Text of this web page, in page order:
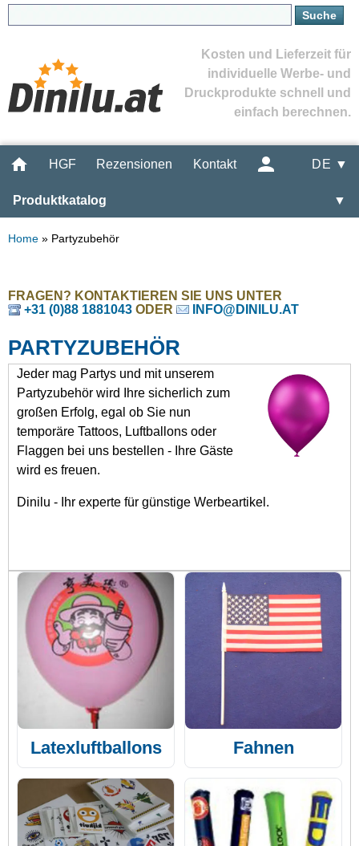
Kosten und Lieferzeit für
individuelle Werbe- und
Druckprodukte schnell und
einfach berechnen.
HGF Rezensionen Kontakt DE ▼
Produktkatalog ▼
Home » Partyzubehör
FRAGEN? KONTAKTIEREN SIE UNS UNTER
+31 (0)88 1881043 ODER INFO@DINILU.AT
PARTYZUBEHÖR
Jeder mag Partys und mit unserem
Partyzubehör wird Ihre sicherlich zum
großen Erfolg, egal ob Sie nun
temporäre Tattoos, Luftballons oder
Flaggen bei uns bestellen - Ihre Gäste
wird es freuen.
Dinilu - Ihr experte für günstige Werbeartikel.
Latexluftballons Fahnen